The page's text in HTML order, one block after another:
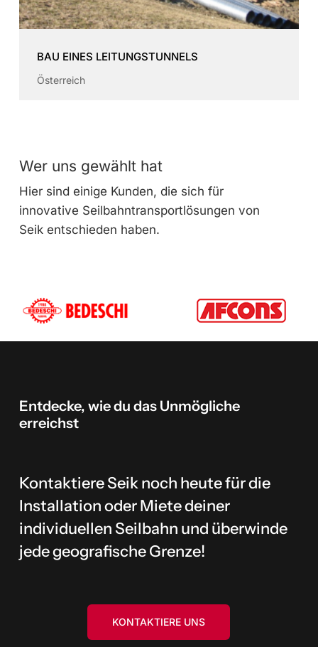
BAU EINES LEITUNGSTUNNELS
Österreich
Wer uns gewählt hat
Hier sind einige Kunden, die sich für
innovative Seilbahntransportlösungen von
Seik entschieden haben.
Entdecke, wiedu das Unmögliche
erreichst
Kontaktiere Seik noch heute für die
Installation oder Miete deiner
individuellen Seilbahn und überwinde
jede geografische Grenze!
KONTAKTIERE UNS